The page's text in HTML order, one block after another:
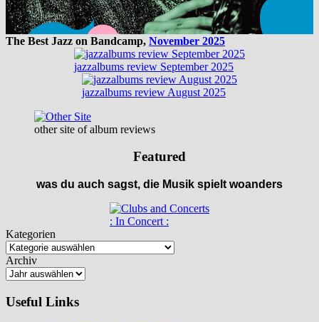
The Best Jazz on Bandcamp, November 2025
jazzalbums review September 2025
jazzalbums review August 2025
other site of album reviews
Featured
was du auch sagst, die Musik spielt woanders
: In Concert :
Kategorien
Archiv
Useful Links